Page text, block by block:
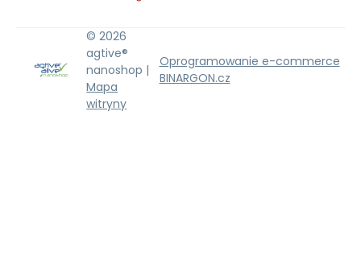
© 2026
agtive®
nanoshop |
Mapa
witryny
Oprogramowanie e-commerce
BINARGON.cz